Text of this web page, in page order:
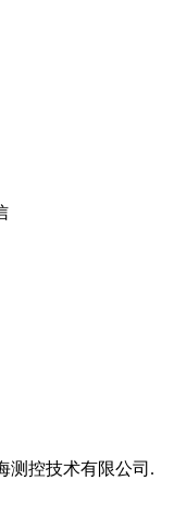
测控技术有限公司.